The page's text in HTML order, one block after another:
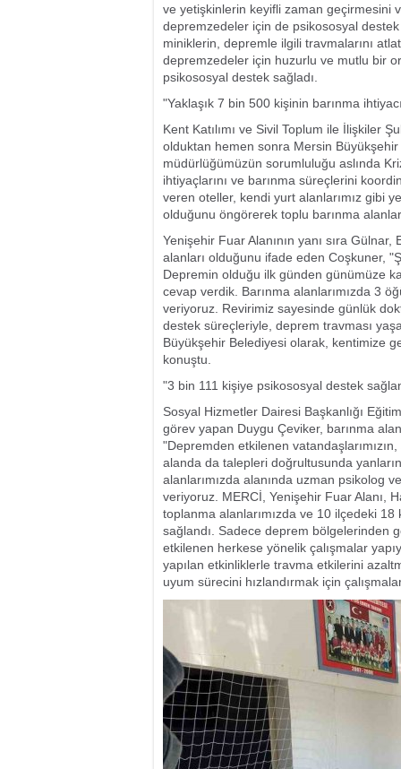
ve yetişkinlerin keyifli zaman geçirmesini
depremzedeler için de psikososyal
miniklerin, depremle ilgili travmalarını
depremzedeler için huzurlu ve mutlu bir
psikososyal destek sağladı.
"Yaklaşık 7 bin 500 kişinin barınma
Kent Katılımı ve Sivil Toplum ile İlişkiler
olduktan hemen sonra Mersin
müdürlüğümüzün sorumluluğu aslında
ihtiyaçlarını ve barınma süreçlerini
veren oteller, kendi yurt alanlarımız gibi
olduğunu öngörerek toplu barınma
Yenişehir Fuar Alanının yanı sıra
alanları olduğunu ifade eden Coşkuner,
Depremin olduğu ilk günden günümüze
cevap verdik. Barınma alanlarımızda 3
veriyoruz. Revirimiz sayesinde günlük
destek süreçleriyle, deprem travması
Büyükşehir Belediyesi olarak, kentimize
konuştu.
"3 bin 111 kişiye psikososyal destek
Sosyal Hizmetler Dairesi Başkanlığı
görev yapan Duygu Çeviker, barınma
"Depremden etkilenen
alanda da talepleri doğrultusunda
alanlarımızda alanında uzman psikolog
veriyoruz. MERCİ, Yenişehir Fuar Alanı,
toplanma alanlarımızda ve 10 ilçedeki
sağlandı. Sadece deprem bölgelerinden
etkilenen herkese yönelik çalışmalar
yapılan etkinliklerle travma etkilerini
uyum sürecini hızlandırmak için